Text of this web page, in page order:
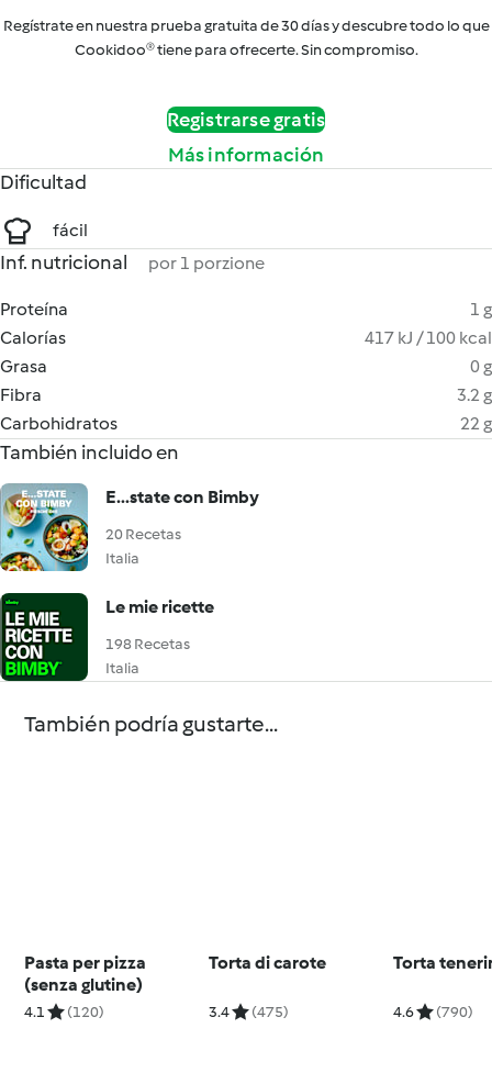
Regístrate en nuestra prueba gratuita de 30 días y descubre todo lo que
Cookidoo® tiene para ofrecerte. Sin compromiso.
Registrarse gratis
Más información
Dificultad
fácil
Inf. nutricional por 1 porzione
Proteína
1 g
Calorías
417 kJ / 100 kcal
Grasa
0 g
Fibra
3.2 g
Carbohidratos
22 g
También incluido en
E...state con Bimby
20 Recetas
Italia
Le mie ricette
198 Recetas
Italia
También podría gustarte...
Pasta per pizza
(senza glutine)
4.1 (120)
Torta di carote
3.4 (475)
Torta
4.6 (790)